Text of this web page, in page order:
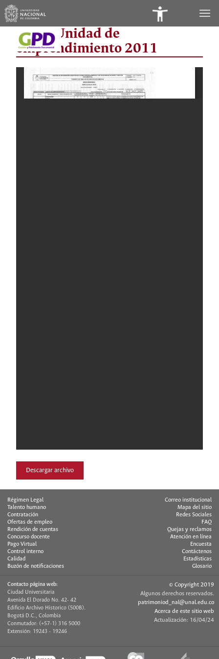
TRD - Unidad de
emprendimiento 2011
Descargar archivo
Régimen Legal
Talento humano
Contratación
Ofertas de empleo
Rendición de cuentas
Concurso docente
Pago Virtual
Control interno
Calidad
Buzón de notificaciones
Correo institucional
Mapa del sitio
Redes Sociales
FAQ
Quejas y reclamos
Atención en línea
Encuesta
Contáctenos
Estadísticas
Glosario
Contacto página web:
Ciudad Universitaria
Avenida El Dorado No. 42- 42
Edificio Archivo Historico (500B).
Bogotá D.C., Colombia
Conmutador: (+57-1) 316 5000
Extensión: 19243 - 19246
© Copyright 2019
Algunos derechos reservados.
patrimoniod_nal@unal.edu.co
Acerca de este sitio web
Actualización: 16/04/24